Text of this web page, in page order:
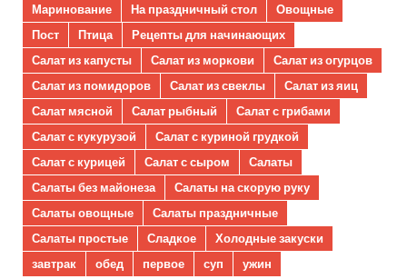
Маринование
На праздничный стол
Овощные
Пост
Птица
Рецепты для начинающих
Салат из капусты
Салат из моркови
Салат из огурцов
Салат из помидоров
Салат из свеклы
Салат из яиц
Салат мясной
Салат рыбный
Салат с грибами
Салат с кукурузой
Салат с куриной грудкой
Салат с курицей
Салат с сыром
Салаты
Салаты без майонеза
Салаты на скорую руку
Салаты овощные
Салаты праздничные
Салаты простые
Сладкое
Холодные закуски
завтрак
обед первое суп ужин